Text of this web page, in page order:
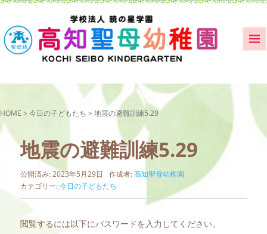
HOME > 今日の子どもたち > 地震の避難訓練5.29
地震の避難訓練5.29
公開済み: 2023年5月29日 作成者:高知聖母幼稚園
カテゴリー:今日の子どもたち
閲覧するには以下にパスワードを入力してください。